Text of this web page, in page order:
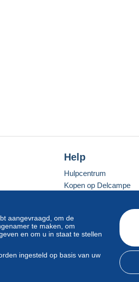
aangevraagd, om de
te maken, om
en om u in staat te stellen
ingesteld op basis van uw
Help
Hulpcentrum
Kopen op Delcampe
Een beveiligde website